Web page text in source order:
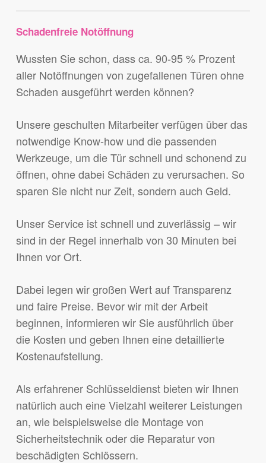
Schadenfreie Notöffnung
Wussten Sie schon, dass ca. 90-95 % Prozent
aller Notöffnungen von zugefallenen Türen ohne
Schaden ausgeführt werden können?
Unsere geschulten Mitarbeiter verfügen über das
notwendige Know-how und die passenden
Werkzeuge, um die Tür schnell und schonend zu
öffnen, ohne dabei Schäden zu verursachen. So
sparen Sie nicht nur Zeit, sondern auch Geld.
Unser Service ist schnell und zuverlässig – wir
sind in der Regel innerhalb von 30 Minuten bei
Ihnen vor Ort.
Dabei legen wir großen Wert auf Transparenz
und faire Preise. Bevor wir mit der Arbeit
beginnen, informieren wir Sie ausführlich über
die Kosten und geben Ihnen eine detaillierte
Kostenaufstellung.
Als erfahrener Schlüsseldienst bieten wir Ihnen
natürlich auch eine Vielzahl weiterer Leistungen
an, wie beispielsweise die Montage von
Sicherheitstechnik oder die Reparatur von
beschädigten Schlössern.